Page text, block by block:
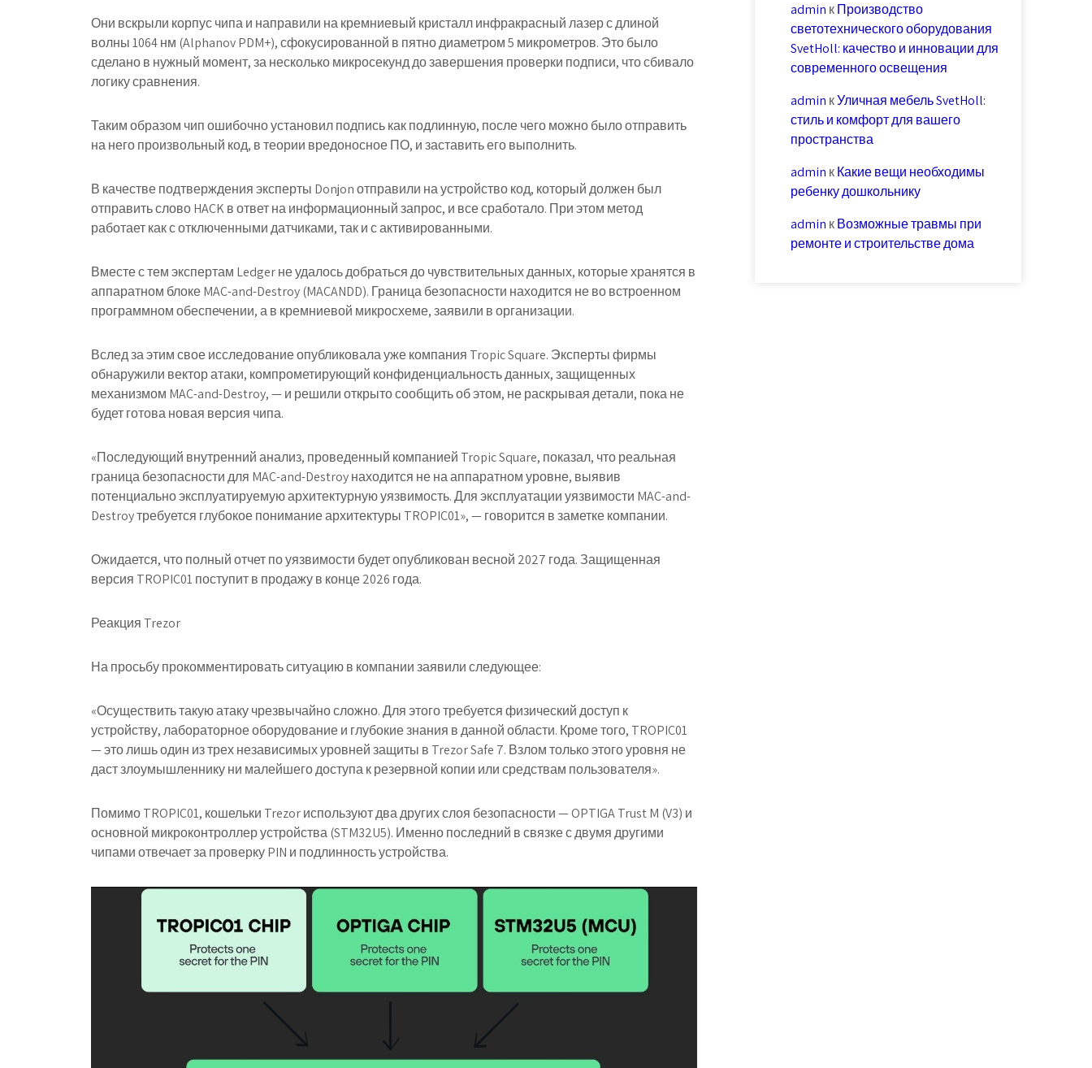
Они вскрыли корпус чипа и направили на кремниевый кристалл инфракрасный лазер с длиной
волны 1064 нм (Alphanov PDM+), сфокусированной в пятно диаметром 5 микрометров. Это было
сделано в нужный момент, за несколько микросекунд до завершения проверки подписи, что сбивало
логику сравнения.
Таким образом чип ошибочно установил подпись как подлинную, после чего можно было отправить
на него произвольный код, в теории вредоносное ПО, и заставить его выполнить.
В качестве подтверждения эксперты Donjon отправили на устройство код, который должен был
отправить слово HACK в ответ на информационный запрос, и все сработало. При этом метод
работает как с отключенными датчиками, так и с активированными.
Вместе с тем экспертам Ledger не удалось добраться до чувствительных данных, которые хранятся в
аппаратном блоке MAC-and-Destroy (MACANDD). Граница безопасности находится не во встроенном
программном обеспечении, а в кремниевой микросхеме, заявили в организации.
Вслед за этим свое исследование опубликовала уже компания Tropic Square. Эксперты фирмы
обнаружили вектор атаки, компрометирующий конфиденциальность данных, защищенных
механизмом MAC-and-Destroy, — и решили открыто сообщить об этом, не раскрывая детали, пока не
будет готова новая версия чипа.
«Последующий внутренний анализ, проведенный компанией Tropic Square, показал, что реальная
граница безопасности для MAC-and-Destroy находится не на аппаратном уровне, выявив
потенциально эксплуатируемую архитектурную уязвимость. Для эксплуатации уязвимости MAC-and-
Destroy требуется глубокое понимание архитектуры TROPIC01», — говорится в заметке компании.
Ожидается, что полный отчет по уязвимости будет опубликован весной 2027 года. Защищенная
версия TROPIC01 поступит в продажу в конце 2026 года.
Реакция Trezor
На просьбу прокомментировать ситуацию в компании заявили следующее:
«Осуществить такую атаку чрезвычайно сложно. Для этого требуется физический доступ к
устройству, лабораторное оборудование и глубокие знания в данной области. Кроме того, TROPIC01
— это лишь один из трех независимых уровней защиты в Trezor Safe 7. Взлом только этого уровня не
даст злоумышленнику ни малейшего доступа к резервной копии или средствам пользователя».
Помимо TROPIC01, кошельки Trezor используют два других слоя безопасности — OPTIGA Trust M (V3) и
основной микроконтроллер устройства (STM32U5). Именно последний в связке с двумя другими
чипами отвечает за проверку PIN и подлинность устройства.
admin кПроизводство
светотехнического оборудования
SvetHoll: качество и инновации для
современного освещения
admin кУличная мебель SvetHoll:
стиль и комфорт для вашего
пространства
admin кКакие вещи необходимы
ребенку дошкольнику
admin кВозможные травмы при
ремонте и строительстве дома